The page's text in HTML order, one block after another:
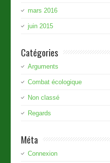
mars 2016
juin 2015
Catégories
Arguments
Combat écologique
Non classé
Regards
Méta
Connexion